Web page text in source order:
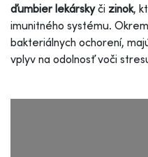
ďumbier lekárskyči zinok,
imunitného systému.
bakteriálnych ochorení,
vplyv na odolnosť voči